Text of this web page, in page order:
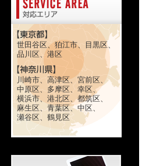
世田谷区、狛江市、目黒区、
品川区、港区
川崎市、高津区、宮前区、
中原区、多摩区、幸区、
横浜市、港北区、都筑区、
麻生区、青葉区、中区、
瀬谷区、鶴見区